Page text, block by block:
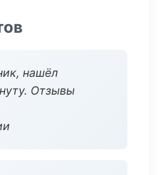
нашёл
Отзывы